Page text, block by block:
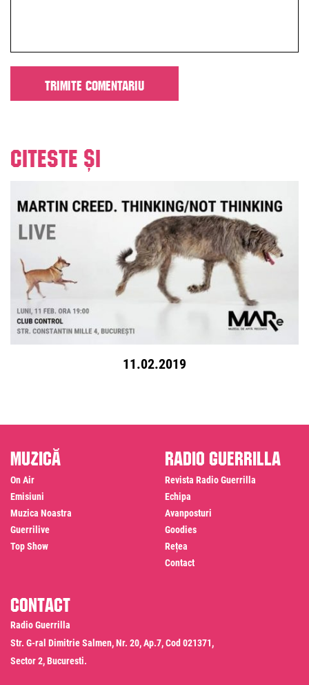
Citeste și
11.02.2019
Muzică
On Air
Emisiuni
Muzica Noastra
Guerrilive
Top Show
Radio Guerrilla
Revista Radio Guerrilla
Echipa
Avanposturi
Goodies
Rețea
Contact
Contact
Radio Guerrilla
Str. G-ral Dimitrie Salmen, Nr. 20, Ap.7, Cod 021371,
Sector 2, Bucuresti.